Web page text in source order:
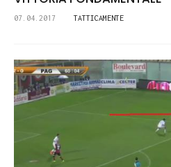
07.04.2017 TATTICAMENTE